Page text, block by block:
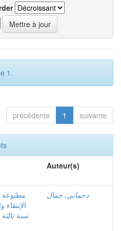
1.
précédente 1 suivante
Auteur(s)
مطبوعة
سنة
دحماني, جمال